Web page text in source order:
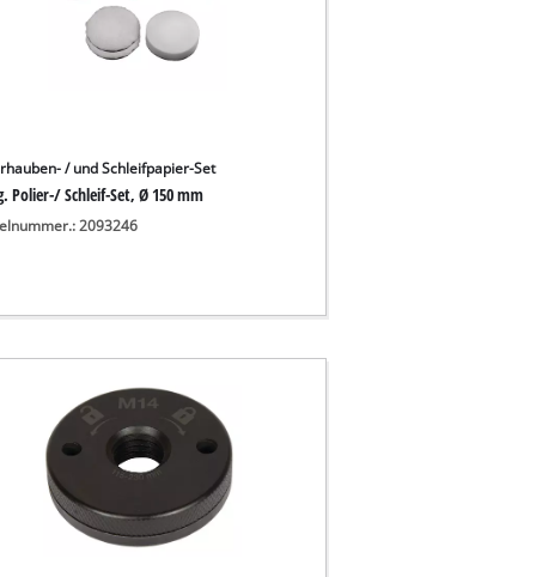
/ und Schleifpapier-Set
Polier-/ Schleif-Set, Ø 150 mm
2093246